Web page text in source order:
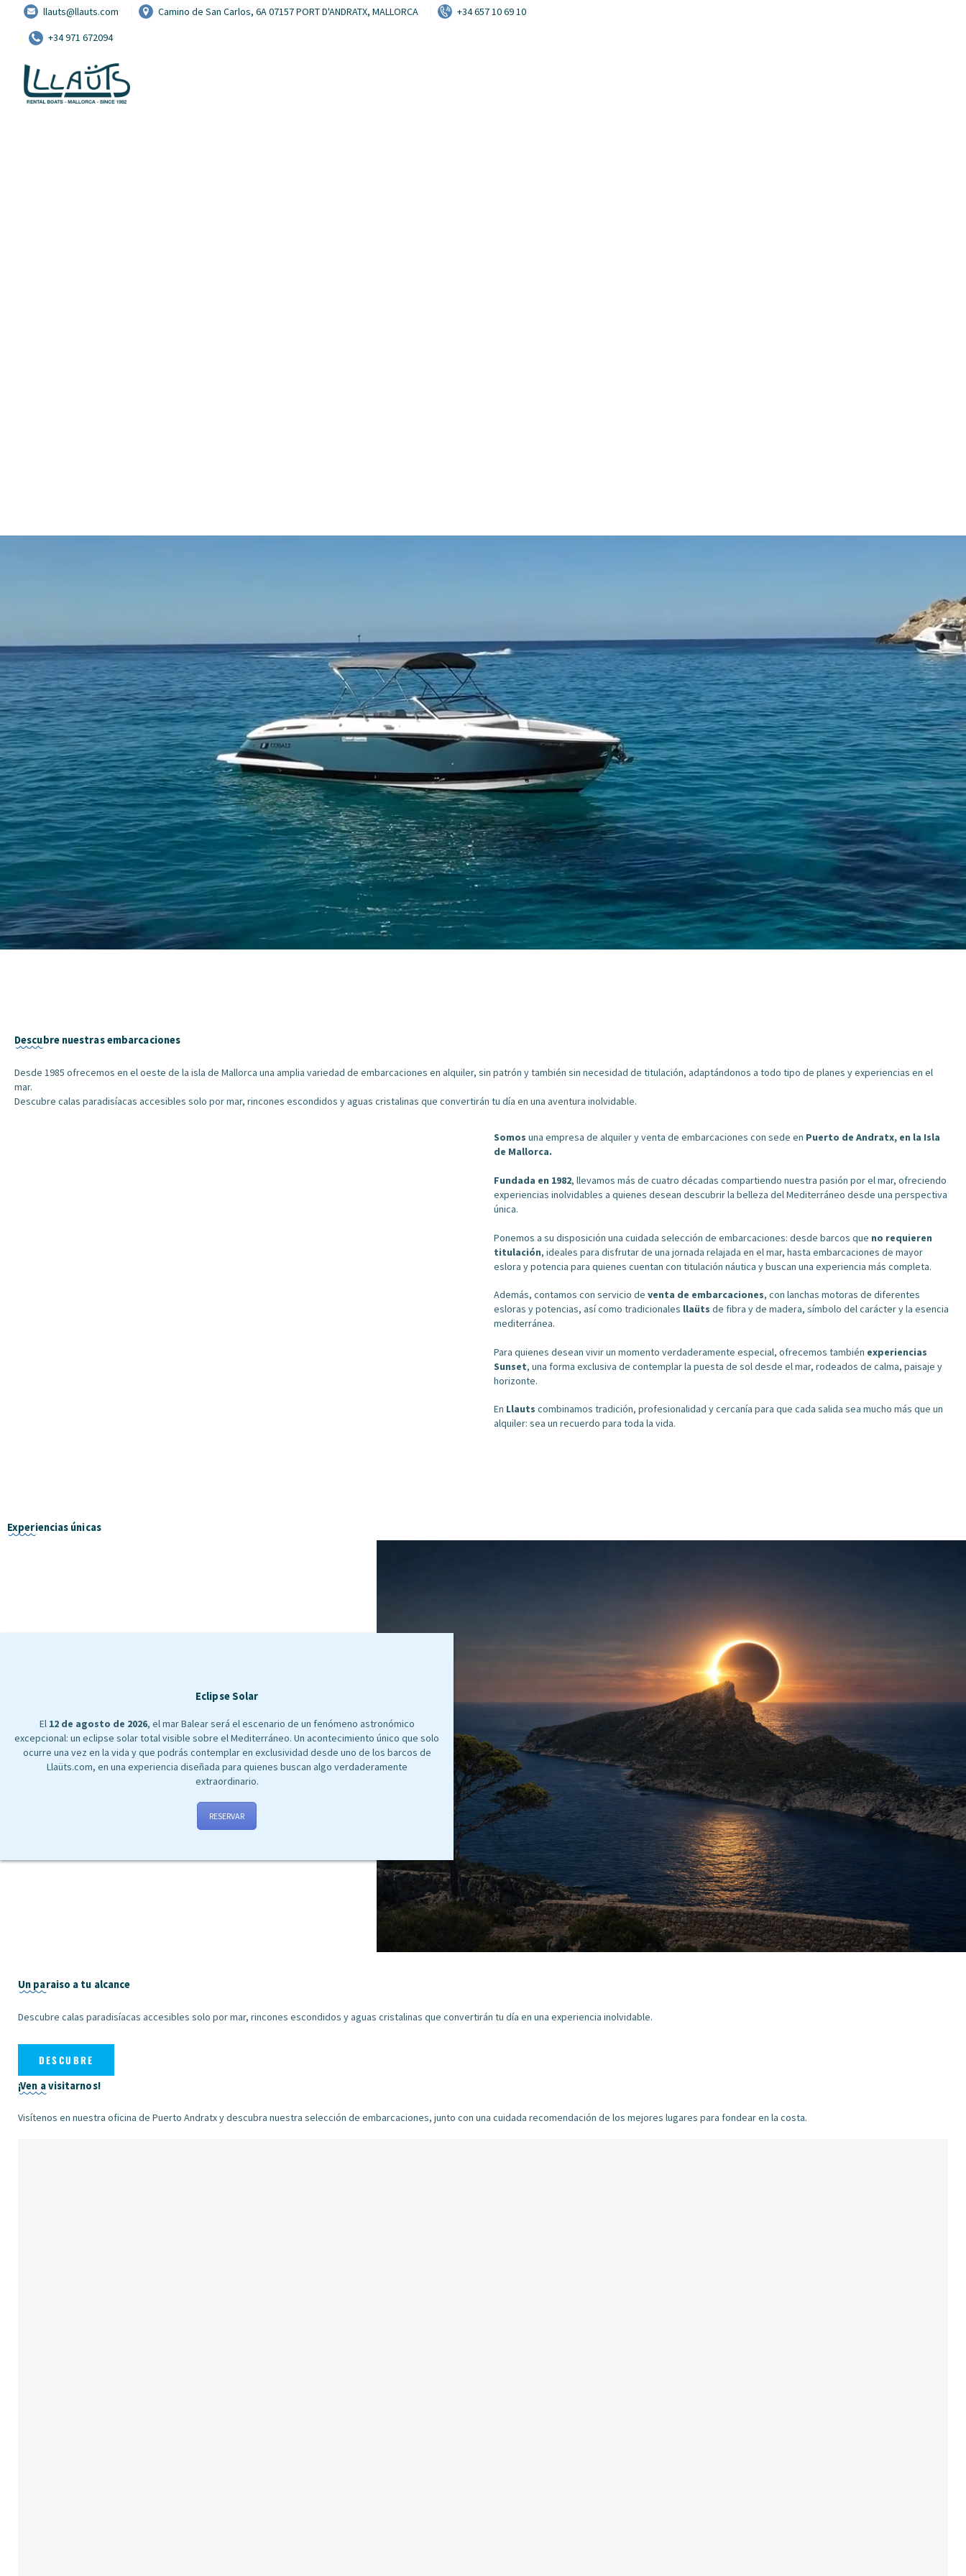
llauts@llauts.com Camino de San Carlos, 6A 07157 PORT D'ANDRATX, MALLORCA +34 657 10 69 10
+34 971 672094
HOME
Descubre nuestras embarcaciones
Desde 1985 ofrecemos en el oeste de la isla de Mallorca una amplia variedad de embarcaciones en alquiler, sin patrón y también sin necesidad de titulación, adaptándonos a todo tipo de planes y experiencias en el
mar.
Descubre calas paradisíacas accesibles solo por mar, rincones escondidos y aguas cristalinas que convertirán tu día en una aventura inolvidable.
Somos una empresa de alquiler y venta de embarcaciones con sede en Puerto de Andratx, en la Isla
de Mallorca.
Fundada en 1982, llevamos más de cuatro décadas compartiendo nuestra pasión por el mar, ofreciendo
experiencias inolvidables a quienes desean descubrir la belleza del Mediterráneo desde una perspectiva
única.
Ponemos a su disposición una cuidada selección de embarcaciones: desde barcos que no requieren
titulación, ideales para disfrutar de una jornada relajada en el mar, hasta embarcaciones de mayor
eslora y potencia para quienes cuentan con titulación náutica y buscan una experiencia más completa.
Además, contamos con servicio de venta de embarcaciones, con lanchas motoras de diferentes
esloras y potencias, así como tradicionales llaüts de fibra y de madera, símbolo del carácter y la esencia
mediterránea.
Para quienes desean vivir un momento verdaderamente especial, ofrecemos también experiencias
Sunset, una forma exclusiva de contemplar la puesta de sol desde el mar, rodeados de calma, paisaje y
horizonte.
En Llauts combinamos tradición, profesionalidad y cercanía para que cada salida sea mucho más que un
alquiler: sea un recuerdo para toda la vida.
Experiencias únicas
Eclipse Solar
El 12 de agosto de 2026, el mar Balear será el escenario de un fenómeno astronómico
excepcional: un eclipse solar total visible sobre el Mediterráneo. Un acontecimiento único que solo
ocurre una vez en la vida y que podrás contemplar en exclusividad desde uno de los barcos de
Llaüts.com, en una experiencia diseñada para quienes buscan algo verdaderamente
extraordinario.
RESERVAR
Un paraiso a tu alcance
Descubre calas paradisíacas accesibles solo por mar, rincones escondidos y aguas cristalinas que convertirán tu día en una experiencia inolvidable.
DESCUBRE
¡Ven a visitarnos!
Visítenos en nuestra oficina de Puerto Andratx y descubra nuestra selección de embarcaciones, junto con una cuidada recomendación de los mejores lugares para fondear en la costa.